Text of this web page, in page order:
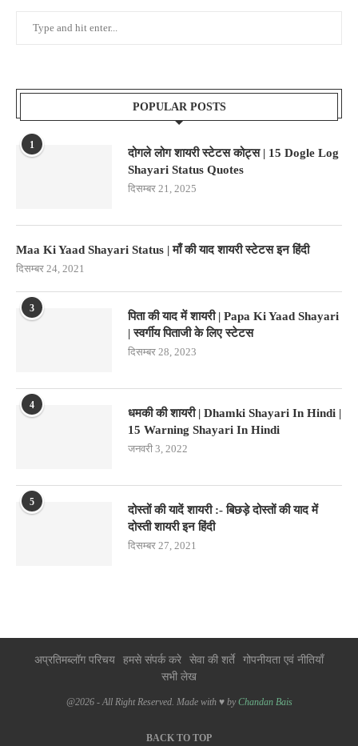
POPULAR POSTS
1
दोगले लोग शायरी स्टेटस कोट्स | 15 Dogle Log
Shayari Status Quotes
दिसम्बर 21, 2025
Maa Ki Yaad Shayari Status | माँ की याद शायरी स्टेटस इन हिंदी
दिसम्बर 24, 2021
3
पिता की याद में शायरी | Papa Ki Yaad Shayari
| स्वर्गीय पिताजी के लिए स्टेटस
दिसम्बर 28, 2023
4
धमकी की शायरी | Dhamki Shayari In Hindi |
15 Warning Shayari In Hindi
जनवरी 3, 2022
5
दोस्तों की यादें शायरी :- बिछड़े दोस्तों की याद में
दोस्ती शायरी इन हिंदी
दिसम्बर 27, 2021
अप्रतिमब्लॉग परिचय हमसे संपर्क करे सेवा की शर्ते
गोपनीयता एवं नीतियाँ
सभी लेख
@2026 - All Right Reserved. Made with ♥ byChandan Bais
BACK TO TOP